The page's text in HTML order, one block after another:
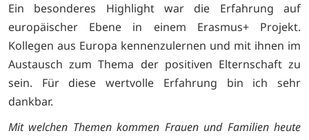
Ein besonderes Highlight war die Erfahrung auf
europäischer Ebene in einem Erasmus+ Projekt.
Kollegen aus Europa kennenzulernen und mit ihnen im
Austausch zum Thema der positiven Elternschaft zu
sein. Für diese wertvolle Erfahrung bin ich sehr
dankbar.
Mit welchen Themen kommen Frauen und Familien heute